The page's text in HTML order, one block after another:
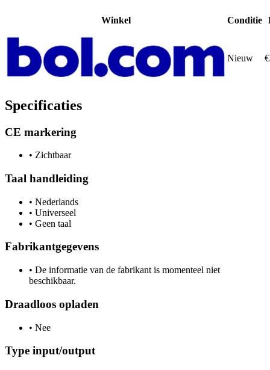
Winkel Conditie
Nieuw
Specificaties
CE markering
• Zichtbaar
Taal handleiding
• Nederlands
• Universeel
• Geen taal
Fabrikantgegevens
• De informatie van de fabrikant is momenteel niet
beschikbaar.
Draadloos opladen
• Nee
Type input/output